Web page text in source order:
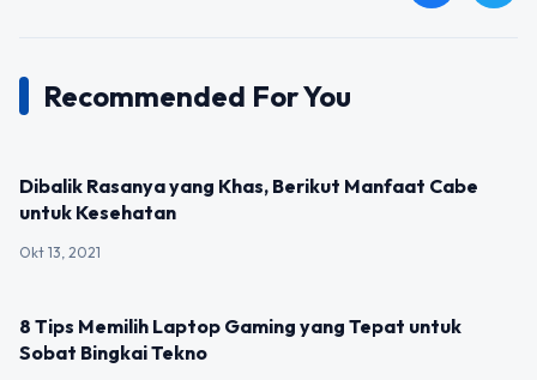
Recommended For You
Dibalik Rasanya yang Khas, Berikut Manfaat Cabe
untuk Kesehatan
Okt 13, 2021
8 Tips Memilih Laptop Gaming yang Tepat untuk
Sobat Bingkai Tekno